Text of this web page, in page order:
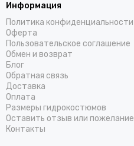
Информация
Политика конфиденциальности
Оферта
Пользовательское соглашение
Обмен и возврат
Блог
Обратная связь
Доставка
Оплата
Размеры гидрокостюмов
Оставить отзыв или пожелание
Контакты